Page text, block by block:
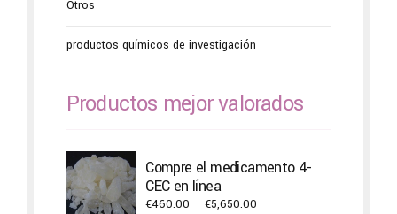
Otros
productos químicos de investigación
Productos mejor valorados
Compre el medicamento 4-
CEC en línea
€460.00 – €5,650.00